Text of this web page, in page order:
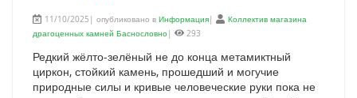
11/10/2025| опубликовано в Информация|
Коллектив магазина
драгоценных камней Баснословно| 293
Редкий жёлто-зелёный не до конца метамиктный
циркон, стойкий камень, прошедший и могучие
природные силы и кривые человеческие руки пока не